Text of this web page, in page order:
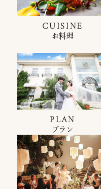
CUISINE
お料理
PLAN
プラン